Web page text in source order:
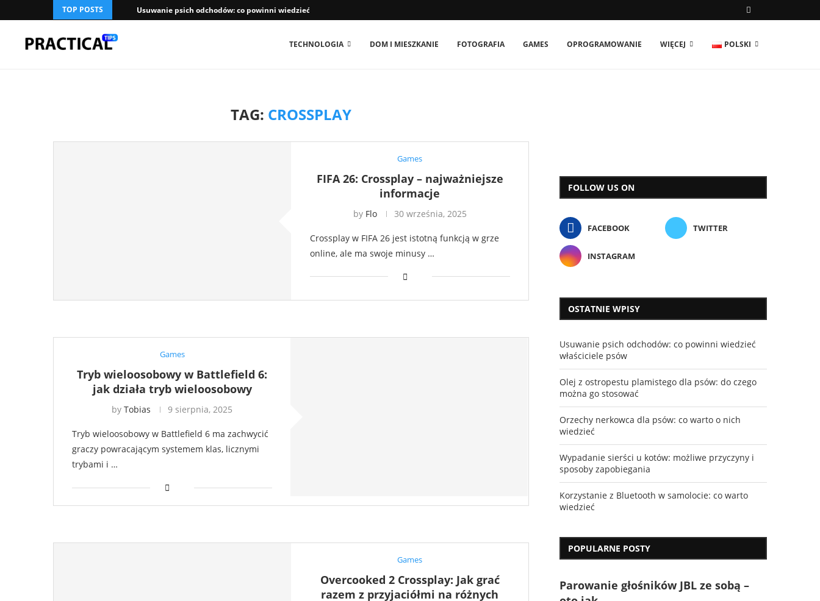
TOP POSTS Usuwanie psich odchodów: co powinni wiedzieć właściciele psów
TECHNOLOGIA DOM I MIESZKANIE FOTOGRAFIA GAMES OPROGRAMOWANIE WIĘCEJ POLSKI
TAG: CROSSPLAY
Games
FIFA 26: Crossplay – najważniejsze
informacje
by Flo 30 września, 2025
Crossplay w FIFA 26 jest istotną funkcją w grze
online, ale ma swoje minusy …
Games
Tryb wieloosobowy w Battlefield 6:
jak działa tryb wieloosobowy
by Tobias 9 sierpnia, 2025
Tryb wieloosobowy w Battlefield 6 ma zachwycić
graczy powracającym systemem klas, licznymi
trybami i …
Games
Overcooked 2 Crossplay: Jak grać
razem z przyjaciółmi na różnych
FOLLOW US ON
FACEBOOK TWITTER
INSTAGRAM
OSTATNIE WPISY
Usuwanie psich odchodów: co powinni wiedzieć
właściciele psów
Olej z ostropestu plamistego dla psów: do czego
można go stosować
Orzechy nerkowca dla psów: co warto o nich
wiedzieć
Wypadanie sierści u kotów: możliwe przyczyny i
sposoby zapobiegania
Korzystanie z Bluetooth w samolocie: co warto
wiedzieć
POPULARNE POSTY
Parowanie głośników JBL ze sobą –